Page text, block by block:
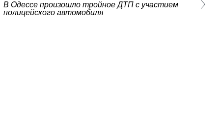
В Одессе произошло тройное ДТП с участием
полицейского автомобиля